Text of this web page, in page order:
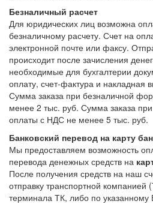
Безналичный расчет
Для юридических лиц возможна
безналичному расчету. Счет на
электронной почте или факсу.
происходит после зачисления
необходимые для бухгалтерии
оплату, счет-фактура и накладная
Сумма заказа при безналичной
менее 2 тыс. руб. Сумма заказа
оплаты с НДС не менее 5 тыс. руб.
Банковский перевод на карту
Мы предоставляем возможность
перевода денежных средств на
После получения средств на наш
отправку транспортной
терминала ТК, либо по указанному